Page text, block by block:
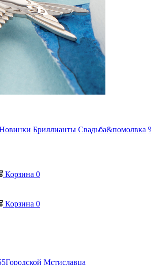
Бриллианты Свадьба&помолвка
Корзина 0
Корзина 0
Городской Мстиславца